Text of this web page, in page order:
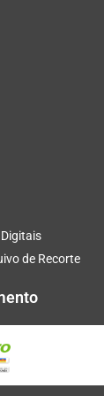
de Recorte